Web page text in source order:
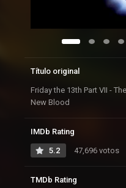
Título original
Friday the 13th Part VII - The
New Blood
IMDb Rating
5.2 47,696 votos
TMDb Rating